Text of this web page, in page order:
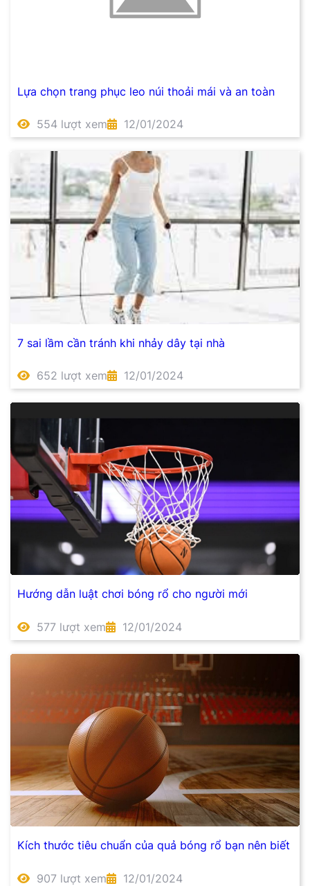
Lựa chọn trang phục leo núi thoải mái và an toàn
554 lượt xem 12/01/2024
7 sai lầm cần tránh khi nhảy dây tại nhà
652 lượt xem 12/01/2024
Hướng dẫn luật chơi bóng rổ cho người mới
577 lượt xem 12/01/2024
Kích thước tiêu chuẩn của quả bóng rổ bạn nên biết
907 lượt xem 12/01/2024